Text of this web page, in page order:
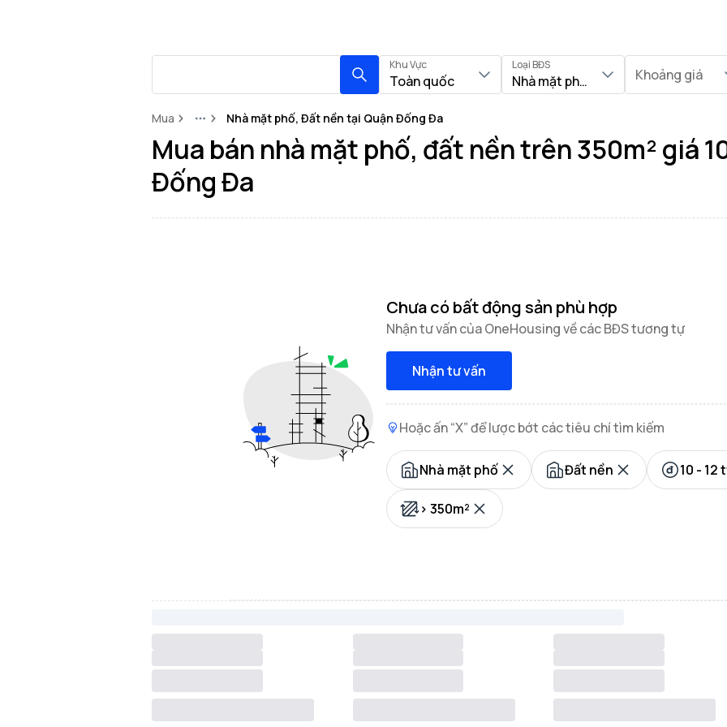
Khu Vực
Toàn quốc
Loại BĐS
Nhà mặt phố, Đất nềnKhoảng giá
Mua MoreNhà mặt phố, Đất nền tại Quận Đống Đa
Mua bán nhà mặt phố, đất nền trên 350m² giá
Đống Đa
Chưa có bất động sản phù hợp
Nhận tư vấn của OneHousing về các BĐS tương tự
Nhận tư vấn
Hoặc ấn “X” để lược bớt các tiêu chí tìm kiếm
Nhà mặt phố Đất nền 10 - 12
> 350m²